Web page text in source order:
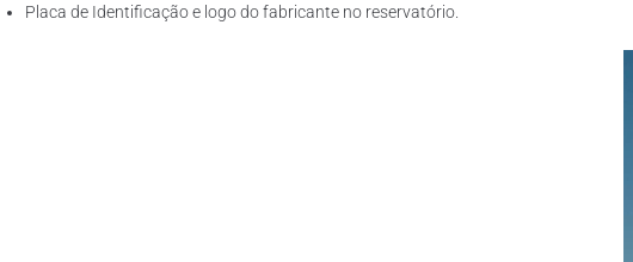
Placa de Identificação e logo do fabricante no reservatório.